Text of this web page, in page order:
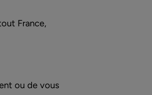
France,
ou de vous